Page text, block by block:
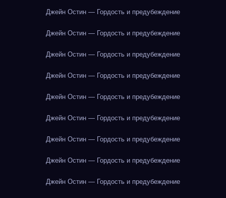
Джейн Остин — Гордость и предубеждение
Джейн Остин — Гордость и предубеждение
Джейн Остин — Гордость и предубеждение
Джейн Остин — Гордость и предубеждение
Джейн Остин — Гордость и предубеждение
Джейн Остин — Гордость и предубеждение
Джейн Остин — Гордость и предубеждение
Джейн Остин — Гордость и предубеждение
Джейн Остин — Гордость и предубеждение